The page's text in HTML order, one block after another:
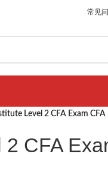
常见
Level 2 CFA Exam CFA
CFA